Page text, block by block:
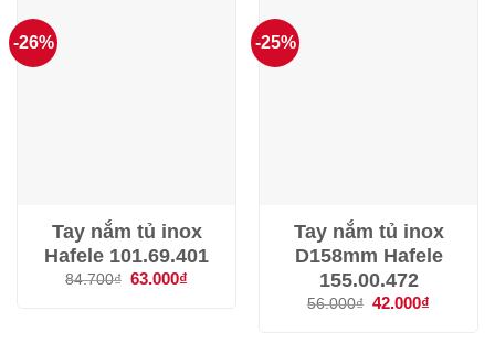
-26%
Tay nắm tủ inox
Hafele 101.69.401
84.700₫ Giá
63.000₫
-25%
Tay nắm tủ inox
D158mm Hafele
155.00.472
56.000₫ Giá
42.000₫